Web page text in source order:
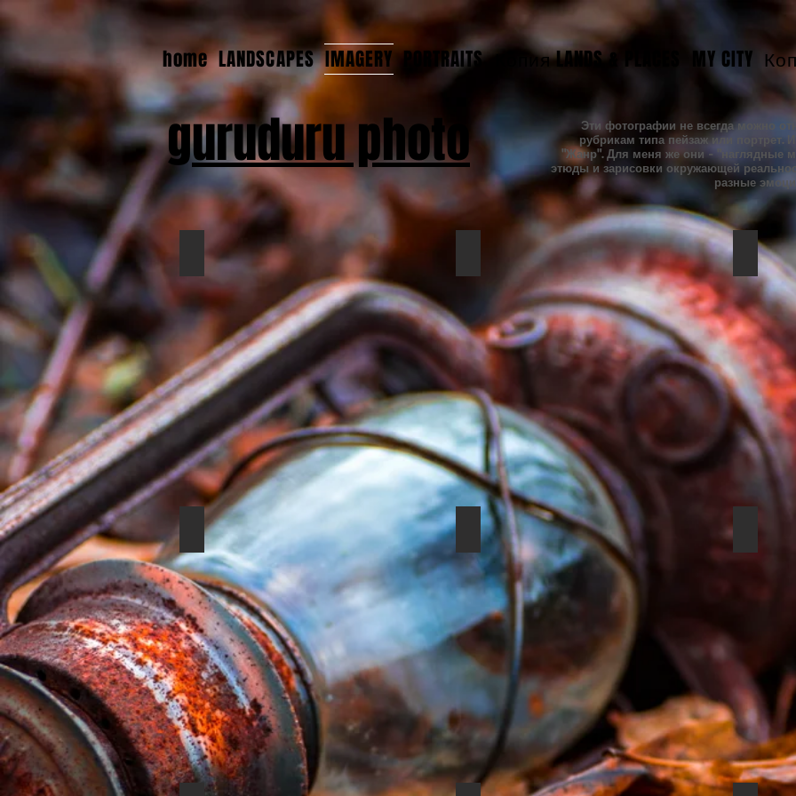
home LANDSCAPES IMAGERY PORTRAITS Копия LANDS & PLACES MY CITY
guruduru photo
Эти фотографии не всегда можно
рубрикам типа пейзаж или портрет.
"Жанр". Для меня же они - "наглядные
этюды и зарисовки окружающей
разные
IMAGERY 2023 IMAGERY 2021-2022
IMAGERY 2019 IMAGERY 2018